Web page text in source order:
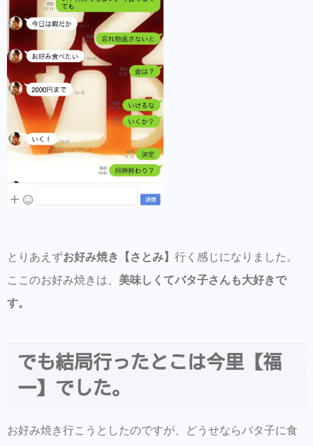
とりあえずお好み焼き【さとみ】 行く感じになりました。
ここのお好み焼きは、 美味しくてバタ子さんも大好きで
す。
でも結局行ったとこは今里【福
一】でした。
お好み焼き行こうとしたのですが、どうせならバタ子に食